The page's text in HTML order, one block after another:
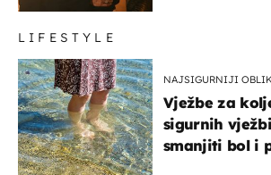
LIFESTYLE
NAJSIGURNIJI
Vježbe za
sigurnih
smanjiti bol i